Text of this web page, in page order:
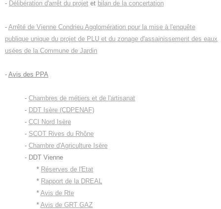
- Délibération d'arrêt du projet et bilan de la concertation
- Arrêté de Vienne Condrieu Agglomération pour la mise à l'enquête
publique unique du projet de PLU et du zonage d'assainissement des eaux
usées de la Commune de Jardin
- Avis des PPA
- Chambres de métiers et de l'artisanat
- DDT Isère (CDPENAF)
- CCI Nord Isère
- SCOT Rives du Rhône
- Chambre d'Agriculture Isère
- DDT Vienne
* Réserves de l'Etat
* Rapport de la DREAL
* Avis de Rte
* Avis de GRT GAZ